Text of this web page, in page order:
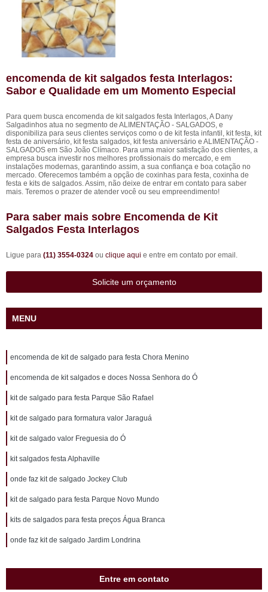
encomenda de kit salgados festa Interlagos:
Sabor e Qualidade em um Momento Especial
Para quem busca encomenda de kit salgados festa Interlagos, A Dany
Salgadinhos atua no segmento de ALIMENTAÇÃO - SALGADOS, e
disponibiliza para seus clientes serviços como o de kit festa infantil, kit festa, kit
festa de aniversário, kit festa salgados, kit festa aniversário e ALIMENTAÇÃO -
SALGADOS em São João Clímaco. Para uma maior satisfação dos clientes, a
empresa busca investir nos melhores profissionais do mercado, e em
instalações modernas, garantindo assim, a sua confiança e boa cotação no
mercado. Oferecemos também a opção de coxinhas para festa, coxinha de
festa e kits de salgados. Assim, não deixe de entrar em contato para saber
mais. Teremos o prazer de atender você ou seu empreendimento!
Para saber mais sobre Encomenda de Kit
Salgados Festa Interlagos
Ligue para (11) 3554-0324 ou clique aqui e entre em contato por email.
Solicite um orçamento
MENU
encomenda de kit de salgado para festa Chora Menino
encomenda de kit salgados e doces Nossa Senhora do Ó
kit de salgado para festa Parque São Rafael
kit de salgado para formatura valor Jaraguá
kit de salgado valor Freguesia do Ó
kit salgados festa Alphaville
onde faz kit de salgado Jockey Club
kit de salgado para festa Parque Novo Mundo
kits de salgados para festa preços Água Branca
onde faz kit de salgado Jardim Londrina
Entre em contato